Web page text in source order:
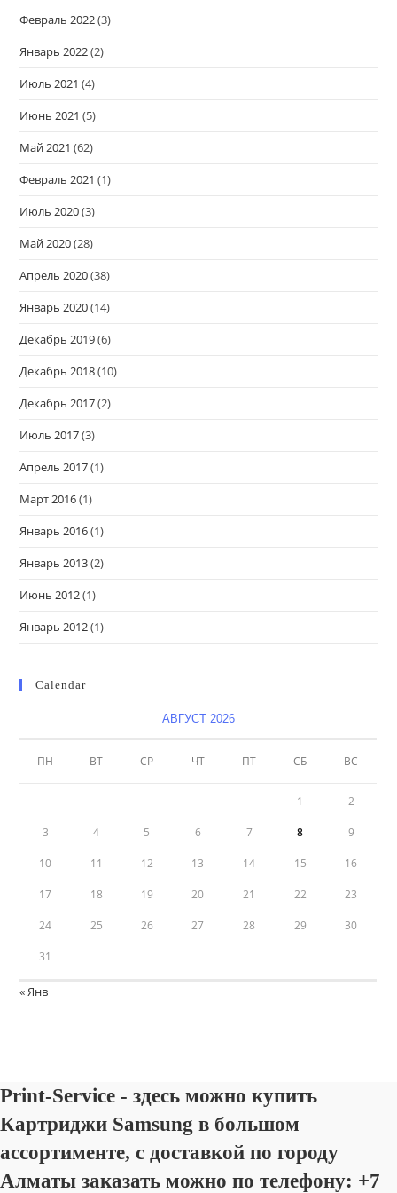
Февраль 2022(3)
Январь 2022(2)
Июль 2021 (4)
Июнь 2021 (5)
Май 2021 (62)
Февраль 2021 (1)
Июль 2020(3)
Май 2020(28)
Апрель 2020(38)
Январь 2020(14)
Декабрь 2019(6)
Декабрь 2018(10)
Декабрь 2017(2)
Июль 2017(3)
Апрель 2017(1)
Март 2016(1)
Январь 2016(1)
Январь 2013(2)
Июнь 2012(1)
Январь 2012(1)
Calendar
АВГУСТ 2026
ПН ВТ СР ЧТ ПТ СБ ВС
1 2
3 4 5 6 7 8 9
10 11 12 13 14 15 16
17 18 19 20 21 22 23
24 25 26 27 28 29 30
31
« Янв
Print-Service - здесь можно купить
Картриджи Samsung в большом
ассортименте, с доставкой по городу
Алматы заказать можно по телефону: +7